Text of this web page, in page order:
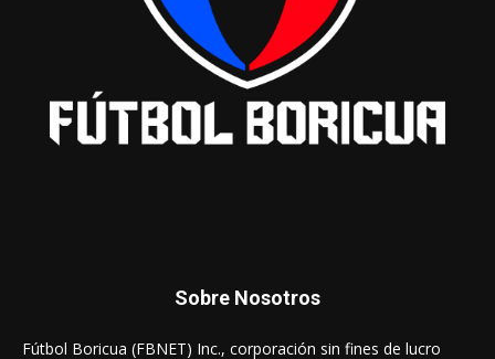
Sobre Nosotros
Fútbol Boricua (FBNET) Inc., corporación sin fines de lucro